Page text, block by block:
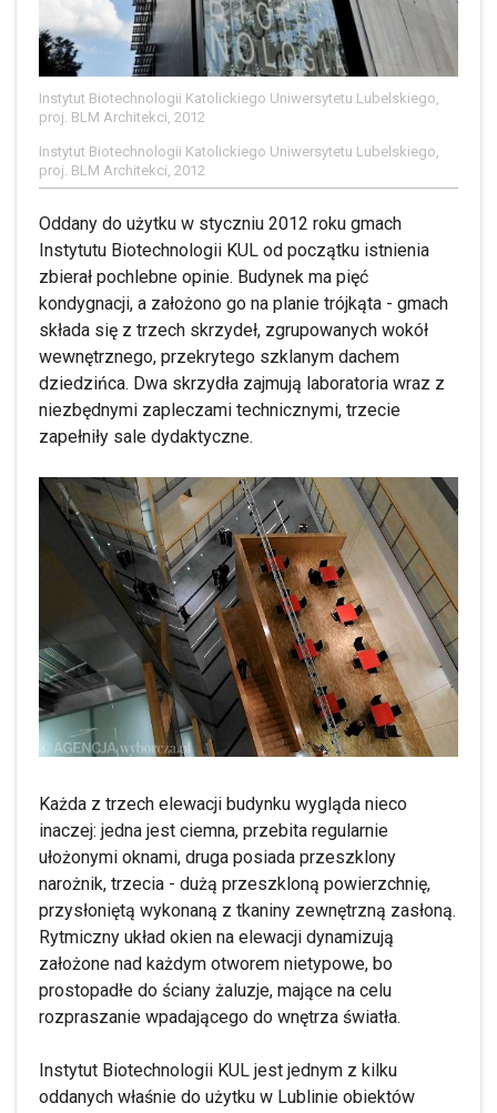
Instytut Biotechnologii Katolickiego Uniwersytetu Lubelskiego,
proj. BLM Architekci, 2012
Instytut Biotechnologii Katolickiego Uniwersytetu Lubelskiego,
proj. BLM Architekci, 2012
Oddany do użytku w styczniu 2012 roku gmach
Instytutu Biotechnologii KUL od początku istnienia
zbierał pochlebne opinie. Budynek ma pięć
kondygnacji, a założono go na planie trójkąta - gmach
składa się z trzech skrzydeł, zgrupowanych wokół
wewnętrznego, przekrytego szklanym dachem
dziedzińca. Dwa skrzydła zajmują laboratoria wraz z
niezbędnymi zapleczami technicznymi, trzecie
zapełniły sale dydaktyczne.
Każda z trzech elewacji budynku wygląda nieco
inaczej: jedna jest ciemna, przebita regularnie
ułożonymi oknami, druga posiada przeszklony
narożnik, trzecia - dużą przeszkloną powierzchnię,
przysłoniętą wykonaną z tkaniny zewnętrzną zasłoną.
Rytmiczny układ okien na elewacji dynamizują
założone nad każdym otworem nietypowe, bo
prostopadłe do ściany żaluzje, mające na celu
rozpraszanie wpadającego do wnętrza światła.
Instytut Biotechnologii KUL jest jednym z kilku
oddanych właśnie do użytku w Lublinie obiektów